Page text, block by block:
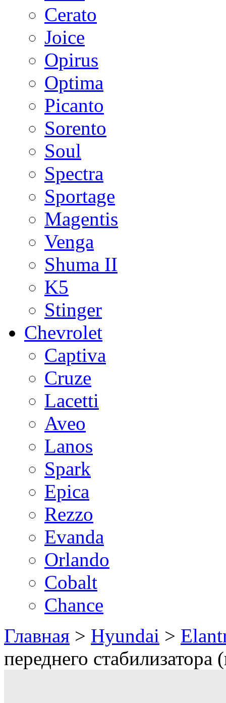
Cerato
Joice
Opirus
Optima
Picanto
Sorento
Soul
Spectra
Sportage
Magentis
Venga
Shuma II
K5
Stinger
Chevrolet
Captiva
Cruze
Lacetti
Aveo
Lanos
Spark
Epica
Rezzo
Evanda
Orlando
Cobalt
Chance
Главная > Hyundai >
переднего